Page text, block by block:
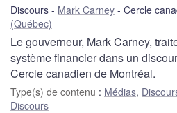
Discours Mark Carney Cercle
(Québec)
Le gouverneur, Mark Carney,
système financier dans un
Cercle canadien de Montréal.
Type(s) de contenu : Médias,
Discours